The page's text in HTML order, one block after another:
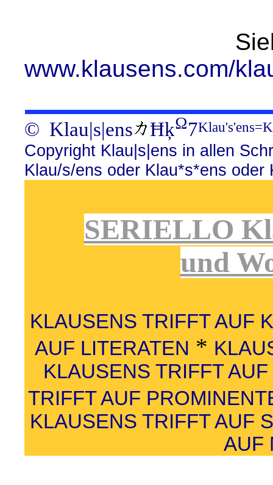
www.klausens.com/
© Klau|s|ens ĦķΩ7
Copyright Klau|s|ens in allen
Klau/s/ens oder Klau*s*ens oder
SERIELLO
und
KLAUSENS TRIFFT AUF
AUF LITERATEN *
KLAUSENS TRIFFT
TRIFFT AUF
KLAUSENS TRIFFT AUF
AUF